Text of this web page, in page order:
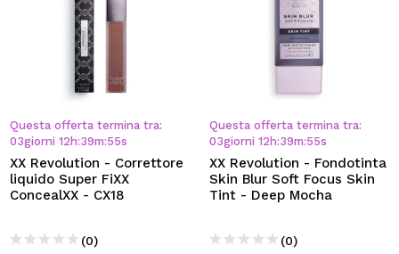
Questa offerta termina tra:
03giorni 12 h:39m:55s
XX Revolution - Correttore
liquido Super FiXX
ConcealXX - CX18
(0)
Questa offerta termina tra:
03giorni 12 h:39m:55s
XX Revolution - Fondotinta
Skin Blur Soft Focus Skin
Tint - Deep Mocha
(0)